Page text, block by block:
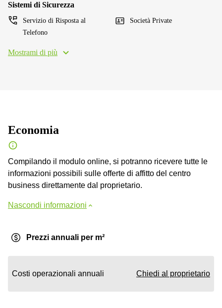
Sistemi di Sicurezza
Servizio di Risposta al
Telefono
Società Private
Mostrami di più
Economia
Compilando il modulo online, si potranno ricevere tutte le
informazioni possibili sulle offerte di affitto del centro
business direttamente dal proprietario.
Nascondi informazioni
Prezzi annuali per m²
Costi operazionali annuali Chiedi al proprietario